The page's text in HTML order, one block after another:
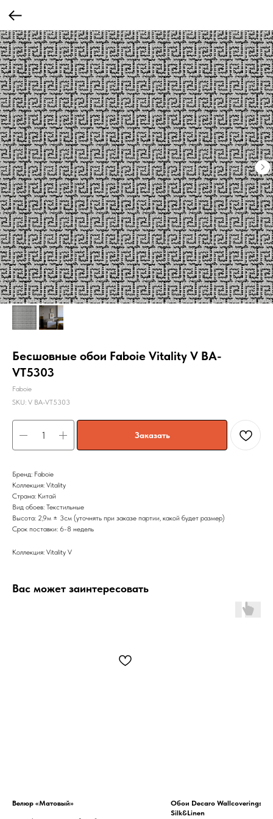
Бесшовные обои Faboie Vitality V BA-
VT5303
Faboie
SKU: V BA-VT5303
Заказать
Бренд: Faboie
Коллекция: Vitality
Страна: Китай
Вид обоев: Текстильные
Высота: 2,9м ± 3см (уточнять при заказе партии, какой будет размер)
Срок поставки: 6-8 недель
Коллекция: Vitality V
Вас может заинтересовать
Велюр «Матовый»
Обои Decaro Wallcoverings
Silk&Linen